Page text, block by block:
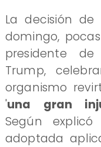
La decisión
domingo,
presidente de
Trump,
organismo
'una gran
Según
adoptada